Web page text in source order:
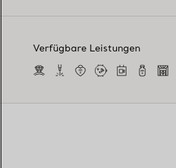
Verfügbare Leistungen